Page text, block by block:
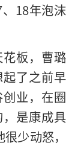
18年泡沫
板，曹璐
了之前早
业，在圈
是康成具
少动怒，